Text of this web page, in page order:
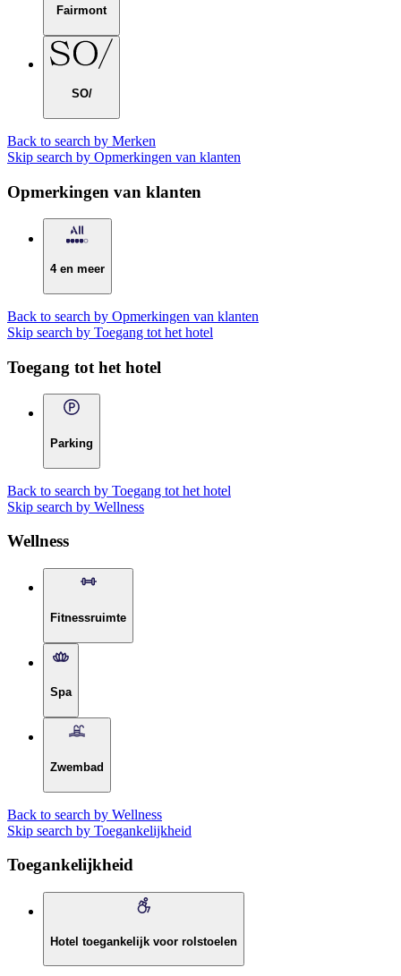
Fairmont
SO/
Back to search by Merken
Skip search by Opmerkingen van klanten
Opmerkingen van klanten
4 en meer
Back to search by Opmerkingen van klanten
Skip search by Toegang tot het hotel
Toegang tot het hotel
Parking
Back to search by Toegang tot het hotel
Skip search by Wellness
Wellness
Fitnessruimte
Spa
Zwembad
Back to search by Wellness
Skip search by Toegankelijkheid
Toegankelijkheid
Hotel toegankelijk voor rolstoelen